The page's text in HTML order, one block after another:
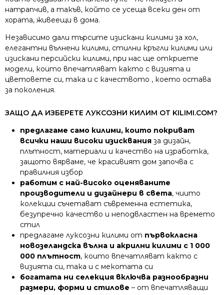
натрапчив, а такъв, който се усеща всеки ден от
хората, живеещи в дома.
Независимо дали търсите изискани килими за хол,
елегантни вълнени килими, стилни кръгли килими или
изискани персийски килими, при нас ще откриете
модели, които впечатляват както с визията и
цветовете си, така и с качеството , което остава
за поколения.
ЗАЩО ДА ИЗБЕРЕТЕ ЛУКСОЗНИ КИЛИМ ОТ KILIMI.COM?
предлагаме само килими, които покриват
всички наши високи изисквания за дизайн,
плътност, материали и качество на изработка,
защото вярваме, че красивият дом започва с
правилния избор
работим с най-високо оценяваните
производители и дизайнери в света, чиито
колекции съчетават съвременна естетика,
безупречно качество и неподвластен на времето
стил
предлагаме луксозни килими от първокласна
новозеландска вълна и акрилни килими с 1 000
000 плътност, които впечатляват както с
визията си, така и с мекотата си
богатата ни селекция включва разнообразни
размери, форми и стилове – от впечатляващи